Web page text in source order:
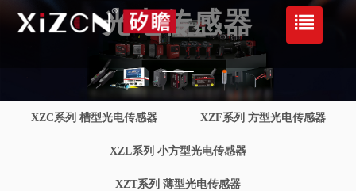
光电传感器
XZC系列 槽型光电传感器 XZF系列 方型光电传感器
XZL系列 小方型光电传感器
XZT系列 薄型光电传感器